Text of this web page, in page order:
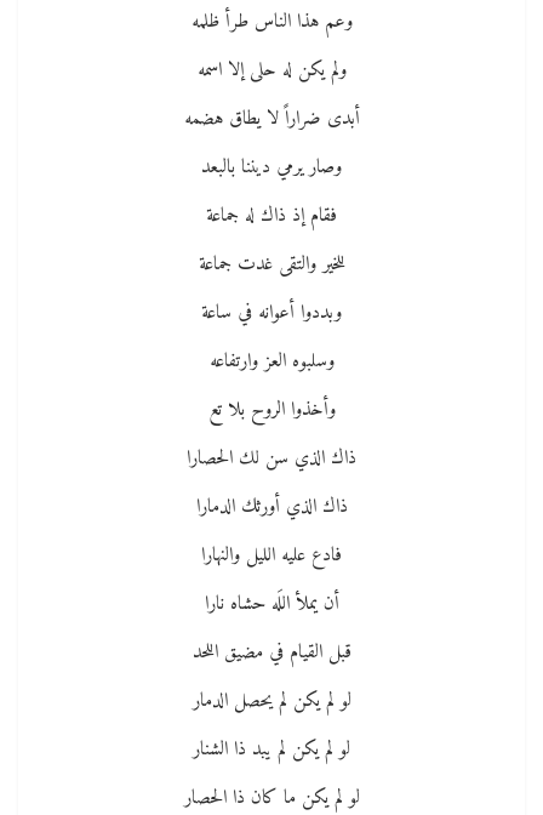
وعم هذا الناس طرأ ظلمه
ولم يكن له حلى إلا اسمه
أبدى ضراراً لا يطاق هضمه
وصار يرمي ديننا بالبعد
فقام إذ ذاك له جماعة
للخير والتقى غدت جماعة
وبددوا أعوانه في ساعة
وسلبوه العز وارتفاعه
وأخذوا الروح بلا تع
ذاك الذي سن لك الحصارا
ذاك الذي أورثك الدمارا
فادع عليه الليل والنهارا
أن يملأ اللَه حشاه نارا
قبل القيام في مضيق اللحد
لو لم يكن لم يحصل الدمار
لو لم يكن لم يبد ذا الشنار
لو لم يكن ما كان ذا الحصار